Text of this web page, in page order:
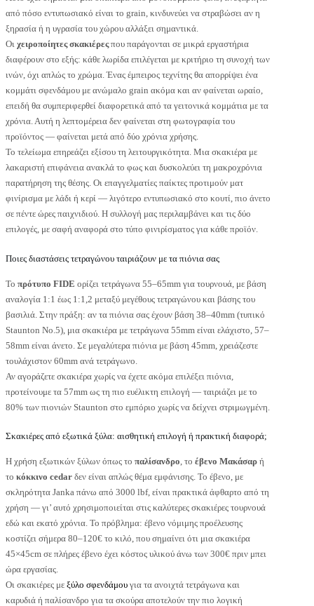
από πόσο εντυπωσιακό είναι το grain, κινδυνεύει να στραβώσει αν η
ξηρασία ή η υγρασία του χώρου αλλάξει σημαντικά.
Οι χειροποίητες σκακιέρεςπου παράγονται σε μικρά εργαστήρια
διαφέρουν στο εξής: κάθε λωρίδα επιλέγεται με κριτήριο τη συνοχή των
ινών, όχι απλώς το χρώμα. Ένας έμπειρος τεχνίτης θα απορρίψει ένα
κομμάτι σφενδάμου με ανώμαλο grain ακόμα και αν φαίνεται ωραίο,
επειδή θα συμπεριφερθεί διαφορετικά από τα γειτονικά κομμάτια με τα
χρόνια. Αυτή η λεπτομέρεια δεν φαίνεται στη φωτογραφία του
προϊόντος — φαίνεται μετά από δύο χρόνια χρήσης.
Το τελείωμα επηρεάζει εξίσου τη λειτουργικότητα. Μια σκακιέρα με
λακαριστή επιφάνεια ανακλά το φως και δυσκολεύει τη μακροχρόνια
παρατήρηση της θέσης. Οι επαγγελματίες παίκτες προτιμούν ματ
φινίρισμα με λάδι ή κερί — λιγότερο εντυπωσιακό στο κουτί, πιο άνετο
σε πέντε ώρες παιχνιδιού. Η συλλογή μας περιλαμβάνει και τις δύο
επιλογές, με σαφή αναφορά στο τύπο φινιρίσματος για κάθε προϊόν.
Ποιες διαστάσεις τετραγώνου ταιριάζουν με τα πιόνια σας
Το πρότυπο FIDE ορίζει τετράγωνα 55–65mm για τουρνουά, με βάση
αναλογία 1:1 έως 1:1,2 μεταξύ μεγέθους τετραγώνου και βάσης του
βασιλιά. Στην πράξη: αν τα πιόνια σας έχουν βάση 38–40mm (τυπικό
Staunton No.5), μια σκακιέρα με τετράγωνα 55mm είναι ελάχιστο, 57–
58mm είναι άνετο. Σε μεγαλύτερα πιόνια με βάση 45mm, χρειάζεστε
τουλάχιστον 60mm ανά τετράγωνο.
Αν αγοράζετε σκακιέρα χωρίς να έχετε ακόμα επιλέξει πιόνια,
προτείνουμε τα 57mm ως τη πιο ευέλικτη επιλογή — ταιριάζει με το
80% των πιονιών Staunton στο εμπόριο χωρίς να δείχνει στριμωγμένη.
Σκακιέρες από εξωτικά ξύλα: αισθητική επιλογή ή πρακτική διαφορά;
Η χρήση εξωτικών ξύλων όπως το παλίσανδρο , το έβενο Μακάσαρ ή
το κόκκινο cedar δεν είναι απλώς θέμα εμφάνισης. Το έβενο, με
σκληρότητα Janka πάνω από 3000 lbf, είναι πρακτικά άφθαρτο από τη
χρήση — γι’ αυτό χρησιμοποιείται στις καλύτερες σκακιέρες τουρνουά
εδώ και εκατό χρόνια. Το πρόβλημα: έβενο νόμιμης προέλευσης
κοστίζει σήμερα 80–120€ το κιλό, που σημαίνει ότι μια σκακιέρα
45×45cm σε πλήρες έβενο έχει κόστος υλικού άνω των 300€ πριν μπει
ώρα εργασίας.
Οι σκακιέρες με ξύλο σφενδάμου για τα ανοιχτά τετράγωνα και
καρυδιά ή παλίσανδρο για τα σκούρα αποτελούν την πιο λογική